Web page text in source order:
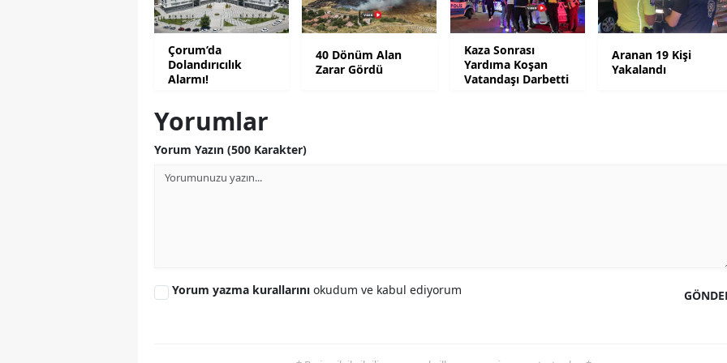
Yalova
Karabük
Çorum’da
Dolandırıcılık
Alarmı!
40 Dönüm Alan
Zarar Gördü
Kaza Sonrası
Yardıma Koşan
Vatandaşı Darbetti
Aranan 19 Kişi
Yakalandı
Yorumlar
Yorum Yazın (500 Karakter)
Yorum yazma kurallarını okudum ve kabul ediyorum